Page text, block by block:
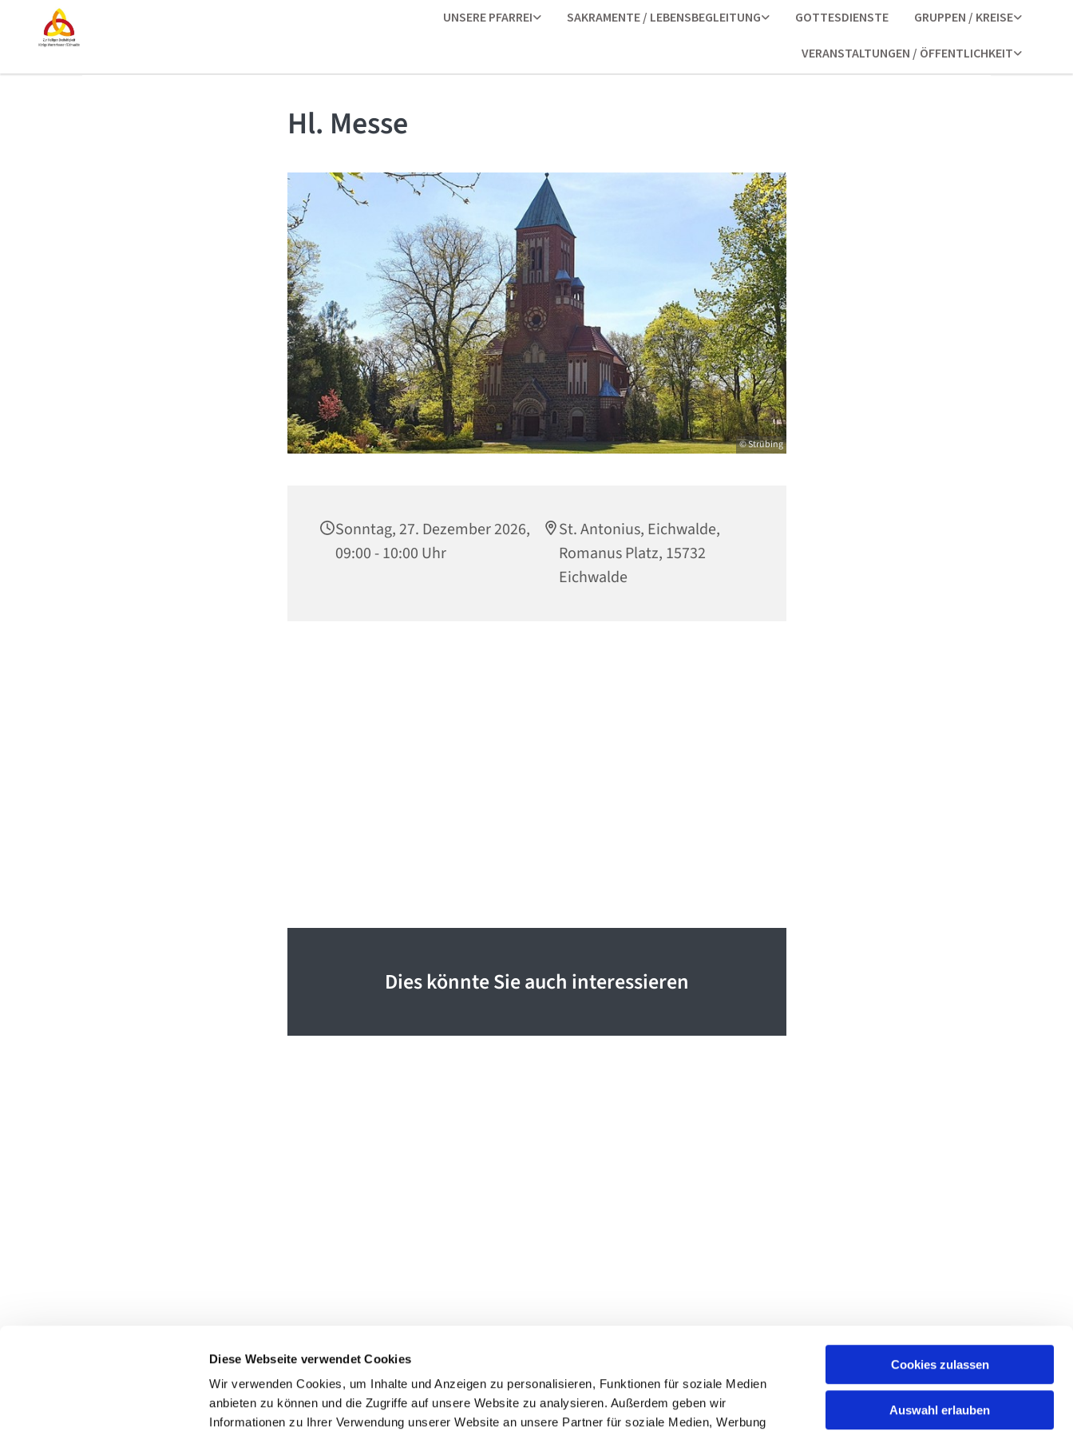
Diese Webseite verwendet Cookies
Wir verwenden Cookies, um Inhalte und Anzeigen zu personalisieren, Funktionen für soziale Medien
anbieten zu können und die Zugriffe auf unsere Website zu analysieren. Außerdem geben wir
Informationen zu Ihrer Verwendung unserer Website an unsere Partner für soziale Medien, Werbung
Cookies zulassen
Auswahl erlauben
UNSERE PFARREI SAKRAMENTE / LEBENSBEGLEITUNG GOTTESDIENSTE GRUPPEN / KREISE
VERANSTALTUNGEN / ÖFFENTLICHKEIT
Hl. Messe
© Strübing
Sonntag, 27. Dezember 2026,
09:00 - 10:00 Uhr
St. Antonius, Eichwalde,
Romanus Platz, 15732
Eichwalde
Dies könnte Sie auch interessieren
Zur Heiligen Dreifaltigkeit Königs Wusterhausen/Eichwalde